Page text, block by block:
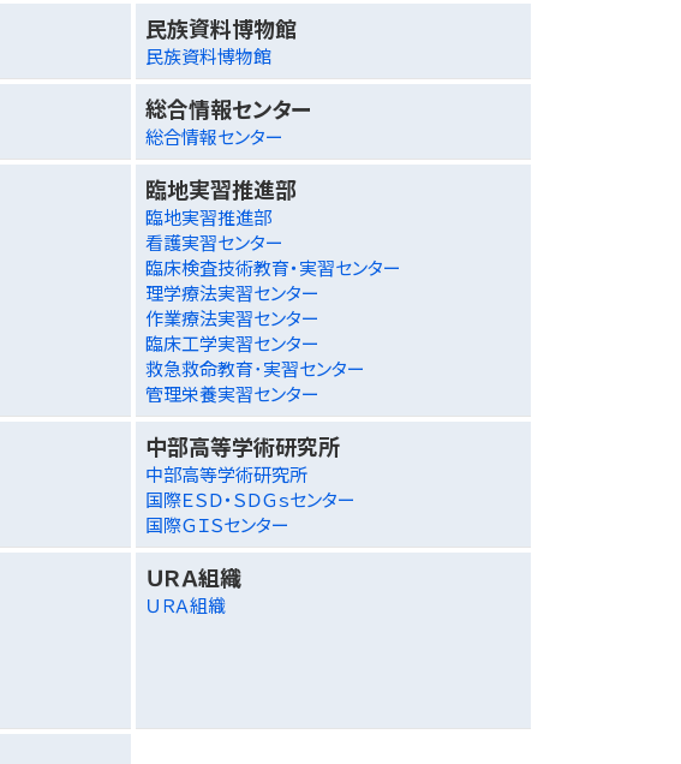
民族資料博物館
民族資料博物館
総合情報センター
総合情報センター
臨地実習推進部
臨地実習推進部
看護実習センター
臨床検査技術教育・実習センター
理学療法実習センター
作業療法実習センター
臨床工学実習センター
救急救命教育･実習センター
管理栄養実習センター
中部高等学術研究所
中部高等学術研究所
国際ＥＳＤ・ＳＤＧｓセンター
国際ＧＩＳセンター
ＵＲＡ組織
ＵＲＡ組織